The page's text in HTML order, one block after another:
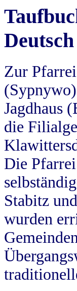
Zur
Jagdhaus
die
Die
Stabitz
wurden